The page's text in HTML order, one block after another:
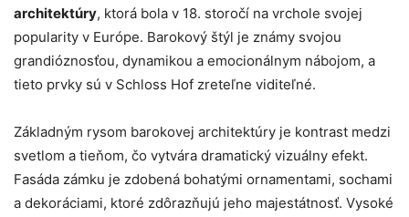
architektúry, ktorá bola v 18. storočí na vrchole svojej
popularity v Európe. Barokový štýl je známy svojou
grandióznosťou, dynamikou a emocionálnym nábojom, a
tieto prvky sú v Schloss Hof zreteľne viditeľné.
Základným rysom barokovej architektúry je kontrast medzi
svetlom a tieňom, čo vytvára dramatický vizuálny efekt.
Fasáda zámku je zdobená bohatými ornamentami, sochami
a dekoráciami, ktoré zdôrazňujú jeho majestátnosť. Vysoké